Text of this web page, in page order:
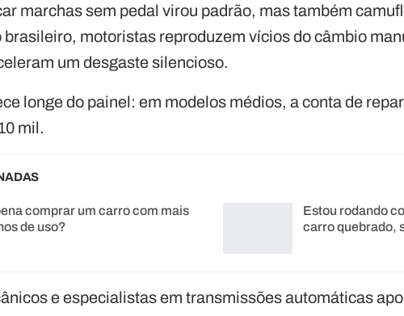
marchas sem pedal virou padrão, mas também
brasileiro, motoristas reproduzem vícios do câmbio
um desgaste silencioso.
longe do painel: em modelos médios, a conta de
mil.
comprar um carro com mais
de uso?
Estou rodando
carro quebrado,
e especialistas em transmissões automáticas